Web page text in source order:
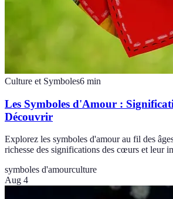
Culture et Symboles6 min
Les Symboles d'Amour :
Découvrir
Explorez les symboles d'amour au fil des
richesse des significations des cœurs et leur
symboles d'amourculture
Aug 4